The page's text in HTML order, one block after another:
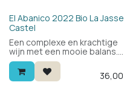
Bio
El Abanico 2022 Bio La Jasse
Castel
Een complexe en krachtige
wijn met een mooie balans.
Gouden kleur, fruitig, fris
complex en mineraal. Een
aparte witte wijn zoals je er
36,00